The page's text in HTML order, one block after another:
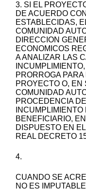
3. SI EL
DE ACUERDO
ESTABLECIDAS,
COMUNIDAD
DIRECCION
ECONOMICOS
A ANALIZAR LAS
PRORROGA
PROYECTO O, EN
COMUNIDAD
PROCEDENCIA
BENEFICIARIO,
DISPUESTO EN
REAL DECRETO
4.
CUANDO SE
NO ES